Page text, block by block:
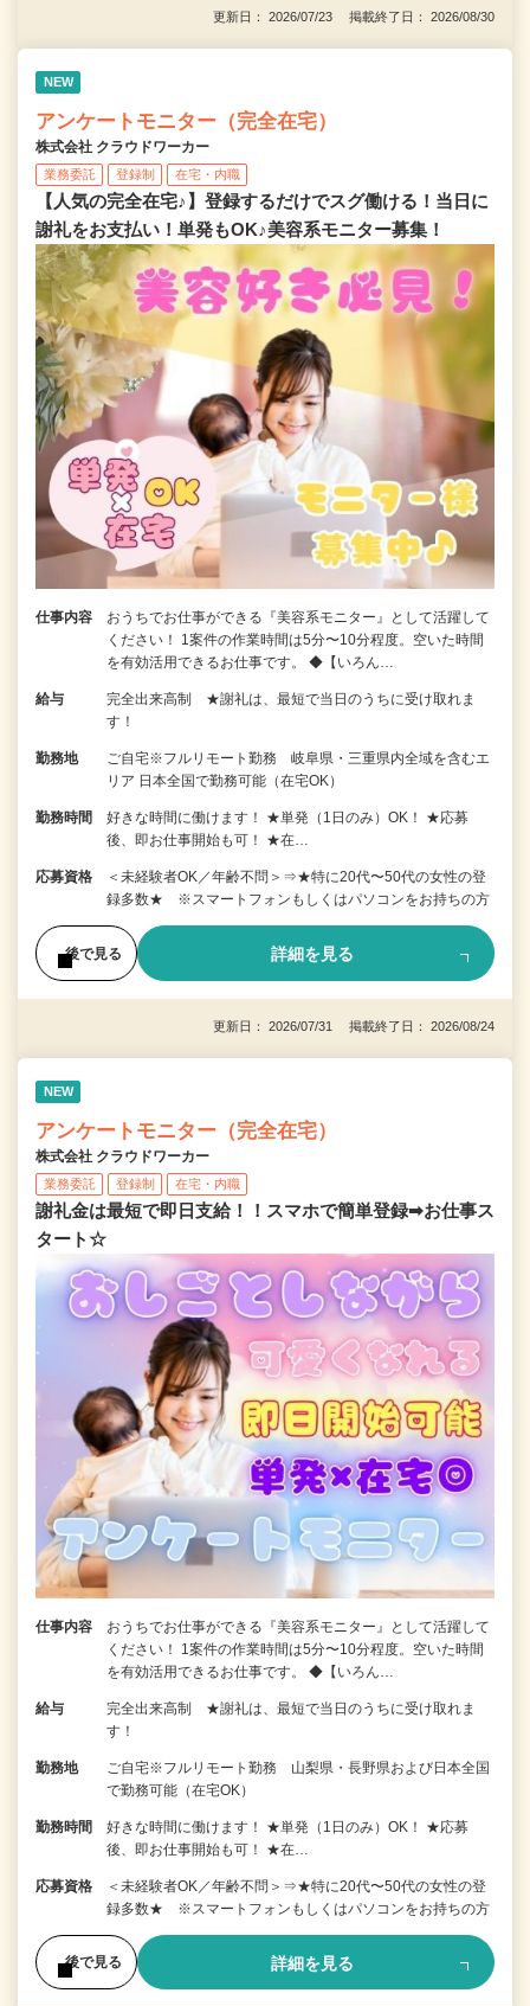
更新日： 2026/07/23 掲載終了日： 2026/08/30
NEW
アンケートモニター（完全在宅）
株式会社 クラウドワーカー
業務委託 登録制 在宅・内職
【人気の完全在宅♪】登録するだけでスグ働ける！当日に
謝礼をお支払い！単発もOK♪美容系モニター募集！
仕事内容
おうちでお仕事ができる『美容系モニター』として活躍して
ください！ 1案件の作業時間は5分〜10分程度。空いた時間
を有効活用できるお仕事です。 ◆【いろん…
給与
完全出来高制 ★謝礼は、最短で当日のうちに受け取れま
す！
勤務地
ご自宅※フルリモート勤務 岐阜県・三重県内全域を含むエ
リア 日本全国で勤務可能（在宅OK）
勤務時間
好きな時間に働けます！ ★単発（1日のみ）OK！ ★応募
後、即お仕事開始も可！ ★在…
応募資格
＜未経験者OK／年齢不問＞⇒★特に20代〜50代の女性の登
録多数★ ※スマートフォンもしくはパソコンをお持ちの方
後で見る 詳細を見る
更新日： 2026/07/31 掲載終了日： 2026/08/24
NEW
アンケートモニター（完全在宅）
株式会社 クラウドワーカー
業務委託 登録制 在宅・内職
謝礼金は最短で即日支給！！スマホで簡単登録➡お仕事ス
タート☆
仕事内容
おうちでお仕事ができる『美容系モニター』として活躍して
ください！ 1案件の作業時間は5分〜10分程度。空いた時間
を有効活用できるお仕事です。 ◆【いろん…
給与
完全出来高制 ★謝礼は、最短で当日のうちに受け取れま
す！
勤務地
ご自宅※フルリモート勤務 山梨県・長野県および日本全国
で勤務可能（在宅OK）
勤務時間
好きな時間に働けます！ ★単発（1日のみ）OK！ ★応募
後、即お仕事開始も可！ ★在…
応募資格
＜未経験者OK／年齢不問＞⇒★特に20代〜50代の女性の登
録多数★ ※スマートフォンもしくはパソコンをお持ちの方
後で見る 詳細を見る